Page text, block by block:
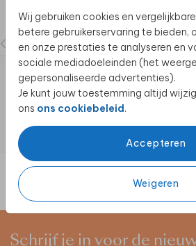
Wij gebruiken cookies en
betere gebruikerservaring te bieden,
en onze prestaties te analyseren en
sociale mediadoeleinden (het
gepersonaliseerde advertenties).
Je kunt jouw toestemming altijd
ons ons cookiebeleid.
Accepteren
Weigeren
Schrijf je in voor de